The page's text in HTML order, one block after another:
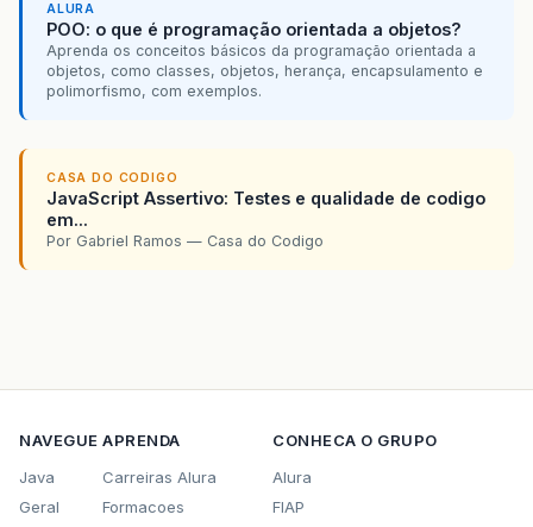
ALURA
POO: o que é programação orientada a objetos?
Aprenda os conceitos básicos da programação orientada a
objetos, como classes, objetos, herança, encapsulamento e
polimorfismo, com exemplos.
CASA DO CODIGO
JavaScript Assertivo: Testes e qualidade de codigo
em...
Por Gabriel Ramos — Casa do Codigo
NAVEGUE
Java
Geral
APRENDA
Carreiras Alura
Formacoes
CONHECA O GRUPO
Alura
FIAP